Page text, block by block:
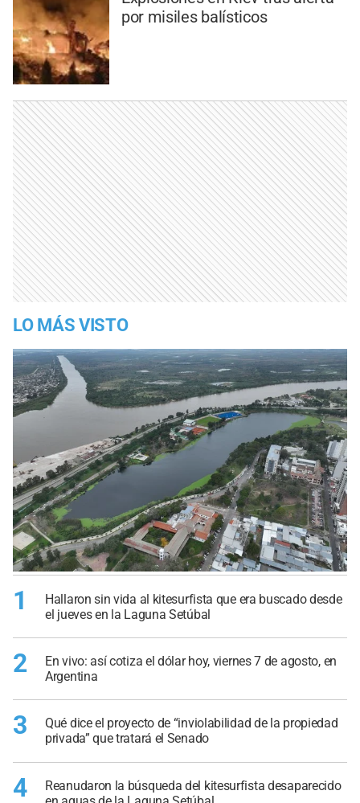
por misiles balísticos
LO MÁS VISTO
1
Hallaron sin vida al kitesurfista que era buscado desde
el jueves en la Laguna Setúbal
2
En vivo: así cotiza el dólar hoy, viernes 7 de agosto, en
Argentina
3
Qué dice el proyecto de “inviolabilidad de la propiedad
privada” que tratará el Senado
4
Reanudaron la búsqueda del kitesurfista desaparecido